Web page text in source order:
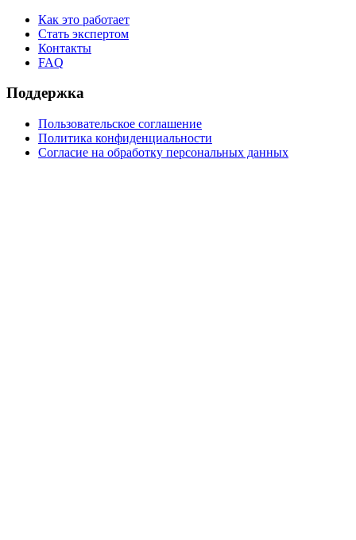
Как это работает
Стать экспертом
Контакты
FAQ
Поддержка
Пользовательское соглашение
Политика конфиденциальности
Согласие на обработку персональных данных